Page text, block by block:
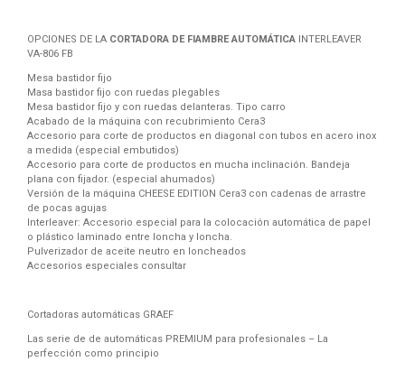
OPCIONES DE LA CORTADORA DE FIAMBRE AUTOMÁTICA INTERLEAVER
VA-806 FB
Mesa bastidor fijo
Masa bastidor fijo con ruedas plegables
Mesa bastidor fijo y con ruedas delanteras. Tipo carro
Acabado de la máquina con recubrimiento Cera3
Accesorio para corte de productos en diagonal con tubos en acero inox
a medida (especial embutidos)
Accesorio para corte de productos en mucha inclinación. Bandeja
plana con fijador. (especial ahumados)
Versión de la máquina CHEESE EDITION Cera3 con cadenas de arrastre
de pocas agujas
Interleaver: Accesorio especial para la colocación automática de papel
o plástico laminado entre loncha y loncha.
Pulverizador de aceite neutro en loncheados
Accesorios especiales consultar
Cortadoras automáticas GRAEF
Las serie de de automáticas PREMIUM para profesionales – La
perfección como principio